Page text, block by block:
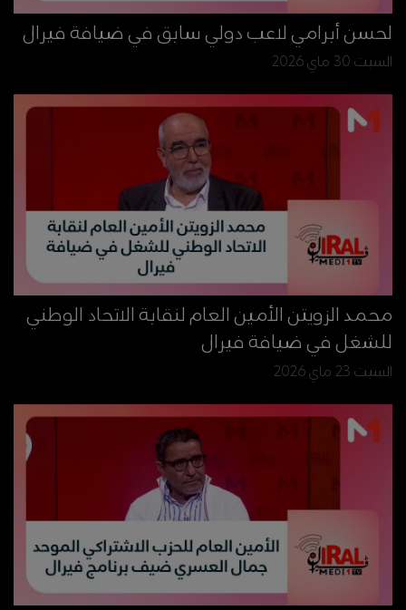
لحسن أبرامي لاعب دولي سابق في ضيافة فيرال
السبت 30 ماي 2026
محمد الزويتن الأمين العام لنقابة الاتحاد الوطني
للشغل في ضيافة فيرال
السبت 23 ماي 2026